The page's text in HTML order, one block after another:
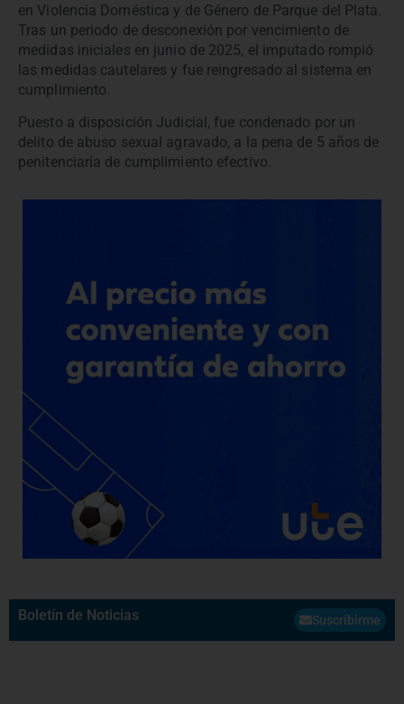
en Violencia Doméstica y de Género de Parque del Plata.
Tras un periodo de desconexión por vencimiento de
medidas iniciales en junio de 2025, el imputado rompió
las medidas cautelares y fue reingresado al sistema en
cumplimiento.
Puesto a disposición Judicial, fue condenado por un
delito de abuso sexual agravado, a la pena de 5 años de
penitenciaría de cumplimiento efectivo.
Boletín de Noticias Suscribirme